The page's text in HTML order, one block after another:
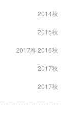
2014秋
2015秋
2017春 2016秋
2017秋
2017秋